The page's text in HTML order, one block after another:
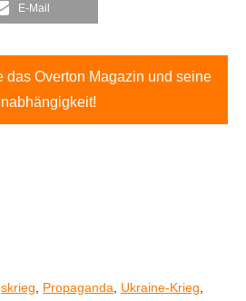
E-Mail
das Overton Magazin und seine
Propaganda Ukraine-Krieg